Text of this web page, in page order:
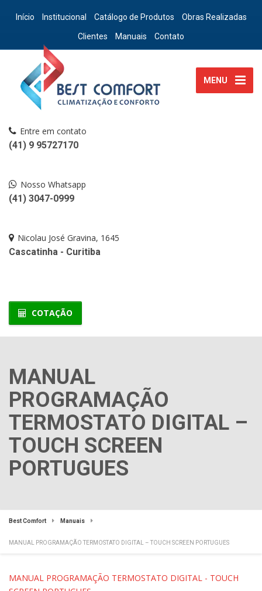
Início Institucional Catálogo de Produtos Obras Realizadas
Clientes Manuais Contato
MENU
Entre em contato
(41) 9 95727170
Nosso Whatsapp
(41) 3047-0999
Nicolau José Gravina, 1645
Cascatinha - Curitiba
COTAÇÃO
MANUAL
PROGRAMAÇÃO
TERMOSTATO DIGITAL –
TOUCH SCREEN
PORTUGUES
Best Comfort Manuais
MANUAL PROGRAMAÇÃO TERMOSTATO DIGITAL – TOUCH SCREEN PORTUGUES
MANUAL PROGRAMAÇÃO TERMOSTATO DIGITAL - TOUCH